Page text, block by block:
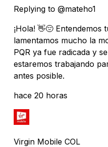
Replying to @mateho1
¡Hola! 👋😔
lamentamos mucho la
PQR ya fue radicada y
estaremos trabajando
antes posible.
hace 20 horas
Virgin Mobile COL